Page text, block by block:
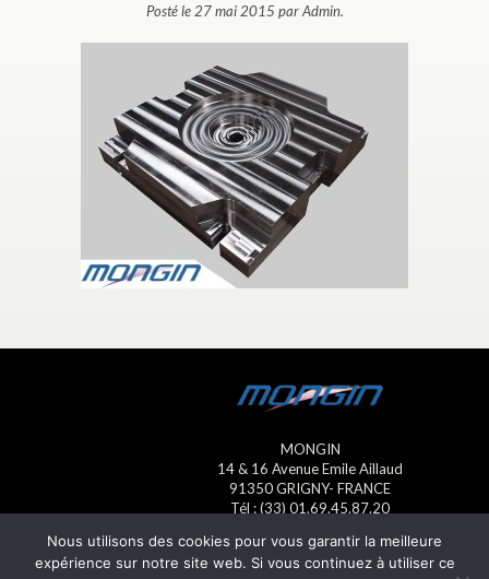
Posté le 27 mai 2015 par Admin.
MONGIN
14 & 16 Avenue Emile Aillaud
91350 GRIGNY- FRANCE
Tél : (33) 01.69.45.87.20
E-mail : mongin@mongin.eu
Nous utilisons des cookies pour vous garantir la meilleure
expérience sur notre site web. Si vous continuez à utiliser ce